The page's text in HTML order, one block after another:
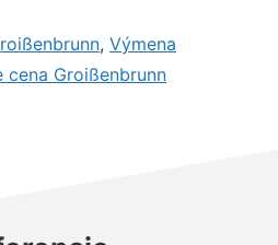
, Výmena
Groißenbrunn